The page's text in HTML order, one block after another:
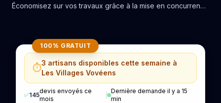
Économisez sur vos travaux grâce à la mise en concurrence
100% GRATUIT
⏱️3 artisans disponibles cette semaine à
Les Villages Vovéens
✅145
devis envoyés ce
mois
|
Dernière demande il y a 15
min